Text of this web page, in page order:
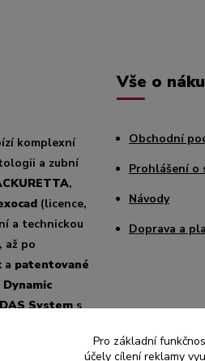
komplexní
a zubní
,
(licence,
a technickou
, až po
a patentované
Systems
Vše o
Obchodní
Prohlášení o
Návody
Doprava a
Pro základní
účely cílení reklamy